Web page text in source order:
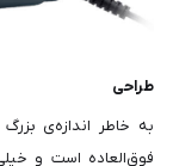
طراحی
به خاطر اندازه‌ی
فوق‌العاده است و